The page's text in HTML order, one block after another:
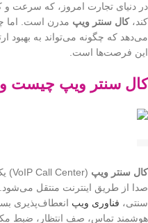
در دنیای تجارت امروز، که سرعت و
کند،کال سنتر ویپ مدرن است. اما
می‌دهد که چگونه می‌تواند به بهبود
این فرصت‌ها است.
کال سنتر ویپ چیست و
کال سنتر ویپ
صدا از طریق اینترنت منتقل
سنتی، فناوری ویپ انعطاف‌پذیری
هوشمند تماس، صف انتظار، ضبط